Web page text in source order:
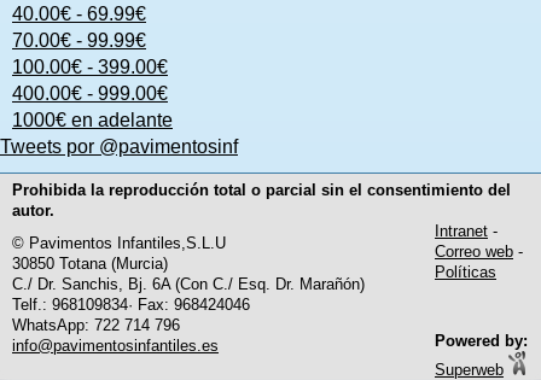
40.00€ - 69.99€
70.00€ - 99.99€
100.00€ - 399.00€
400.00€ - 999.00€
1000€ en adelante
Tweets por @pavimentosinf
Prohibida la reproducción total o parcial sin el consentimiento del
autor.
© Pavimentos Infantiles,S.L.U
30850 Totana (Murcia)
C./ Dr. Sanchis, Bj. 6A (Con C./ Esq. Dr. Marañón)
Telf.: 968109834· Fax: 968424046
WhatsApp: 722 714 796
info@pavimentosinfantiles.es
Intranet -
Correo web -
Políticas
Powered by:
Superweb